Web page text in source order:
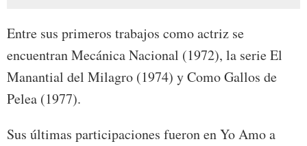
Entre sus primeros trabajos como actriz se
encuentran Mecánica Nacional (1972), la serie El
Manantial del Milagro (1974) y Como Gallos de
Pelea (1977).
Sus últimas participaciones fueron en Yo Amo a